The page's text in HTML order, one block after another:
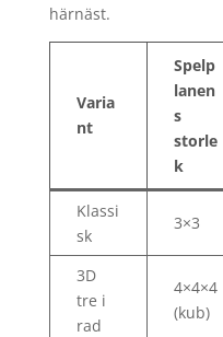
härnäst.
Varia
nt
Spelp
lanen
s
storle
k
Klassi
sk
3×3
3D
tre i
rad
4×4×4
(kub)